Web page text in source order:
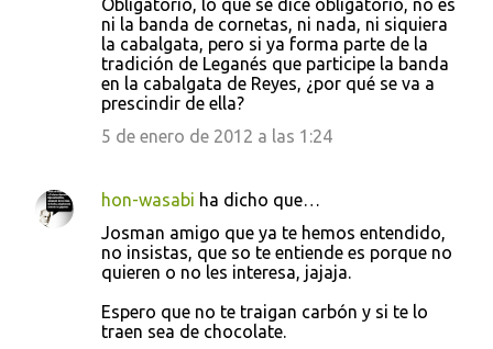
Obligatorio, lo que se dice obligatorio, no es
ni la banda de cornetas, ni nada, ni siquiera
la cabalgata, pero si ya forma parte de la
tradición de Leganés que participe la banda
en la cabalgata de Reyes, ¿por qué se va a
prescindir de ella?
5 de enero de 2012 a las 1:24
hon-wasabi ha dicho que…
Josman amigo que ya te hemos entendido,
no insistas, que so te entiende es porque no
quieren o no les interesa, jajaja.
Espero que no te traigan carbón y si te lo
traen sea de chocolate.